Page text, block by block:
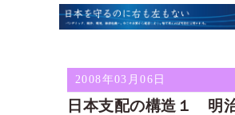
2008年03月06日
日本支配の構造１ 明